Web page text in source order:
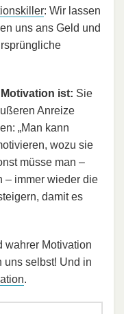
: Wir lassen
uns ans Geld und
ist: Sie
Anreize
„Man kann
wozu sie
müsse man –
– immer wieder die
damit es
wahrer Motivation
uns selbst! Und in
.